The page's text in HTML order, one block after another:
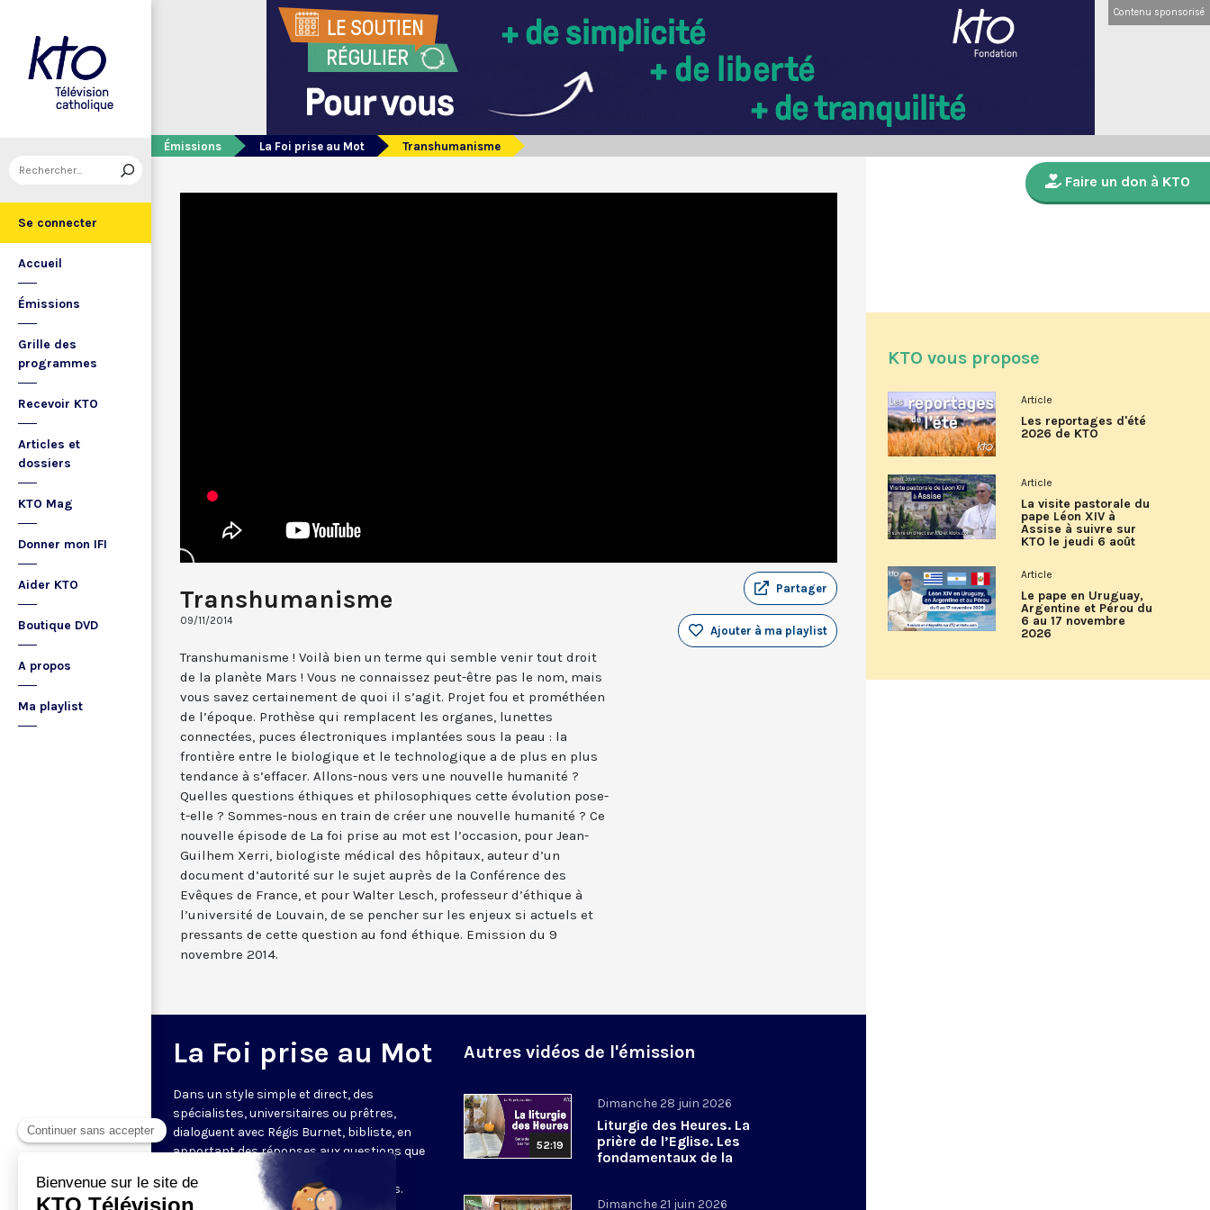
Se connecter
Accueil
Émissions
Grille des
programmes
Recevoir KTO
Articles et
dossiers
KTO Mag
Donner mon IFI
Aider KTO
Boutique DVD
A propos
Ma playlist
Contenu sponsorisé
Émissions La Foi prise au Mot Transhumanisme
Transhumanisme
09/11/2014
Partager
Ajouter à ma playlist
Transhumanisme ! Voilà bien un terme qui semble venir tout droit
de la planète Mars ! Vous ne connaissez peut-être pas le nom, mais
vous savez certainement de quoi il s’agit. Projet fou et prométhéen
de l’époque. Prothèse qui remplacent les organes, lunettes
connectées, puces électroniques implantées sous la peau : la
frontière entre le biologique et le technologique a de plus en plus
tendance à s’effacer. Allons-nous vers une nouvelle humanité ?
Quelles questions éthiques et philosophiques cette évolution pose-
t-elle ? Sommes-nous en train de créer une nouvelle humanité ? Ce
nouvelle épisode de La foi prise au mot est l’occasion, pour Jean-
Guilhem Xerri, biologiste médical des hôpitaux, auteur d’un
document d’autorité sur le sujet auprès de la Conférence des
Evêques de France, et pour Walter Lesch, professeur d’éthique à
l’université de Louvain, de se pencher sur les enjeux si actuels et
pressants de cette question au fond éthique. Emission du 9
novembre 2014.
La Foi prise au Mot
Dans un style simple et direct, des
spécialistes, universitaires ou prêtres,
dialoguent avec Régis Burnet, bibliste, en
apportant des réponses aux questions que
nous pouvons nous poser sur la foi, la
liturgie, de grandes figures chrétiennes.
Autres vidéos de l'émission
52:19
Dimanche 28 juin 2026
Liturgie des Heures. La
prière de l’Eglise. Les
fondamentaux de la
Dimanche 21 juin 2026
Faire un don à KTO
KTO vous propose
Article
Les reportages d'été
2026 de KTO
Article
La visite pastorale du
pape Léon XIV à
Assise à suivre sur
KTO le jeudi 6 août
Article
Le pape en Uruguay,
Argentine et Pérou du
6 au 17 novembre
2026